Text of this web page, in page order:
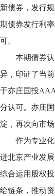
新债券，发行
期债券发行利
可。
本期债券
异，印证了当
于亦庄国投
分认可。亦庄
淀，再次向市
作为专业
进北京产业发
综合运用股权
给链条，推动